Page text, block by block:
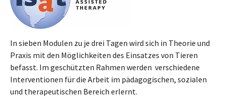
In sieben Modulen zu je drei Tagen wird sich in Theorie und
Praxis mit den Möglichkeiten des Einsatzes von Tieren
befasst. Im geschützten Rahmen werden verschiedene
Interventionen für die Arbeit im pädagogischen, sozialen
und therapeutischen Bereich erlernt.